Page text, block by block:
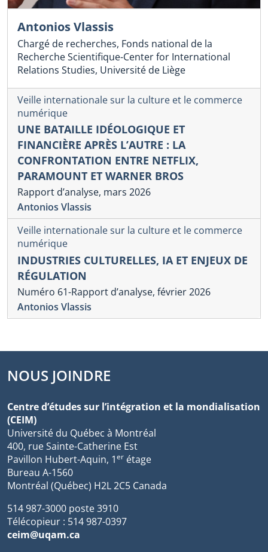
Antonios Vlassis
Chargé de recherches, Fonds national de la
Recherche Scientifique-Center for International
Relations Studies, Université de Liège
Veille internationale sur la culture et le commerce
numérique
UNE BATAILLE IDÉOLOGIQUE ET
FINANCIÈRE APRÈS L’AUTRE : LA
CONFRONTATION ENTRE NETFLIX,
PARAMOUNT ET WARNER BROS
Rapport d’analyse, mars 2026
Antonios Vlassis
Veille internationale sur la culture et le commerce
numérique
INDUSTRIES CULTURELLES, IA ET ENJEUX DE
RÉGULATION
Numéro 61-Rapport d’analyse, février 2026
Antonios Vlassis
NOUS JOINDRE
Centre d’études sur l’intégration et la mondialisation
(CEIM)
Université du Québec à Montréal
400, rue Sainte-Catherine Est
Pavillon Hubert-Aquin, 1er étage
Bureau A-1560
Montréal (Québec) H2L 2C5 Canada
514 987-3000 poste 3910
Télécopieur : 514 987-0397
ceim@uqam.ca